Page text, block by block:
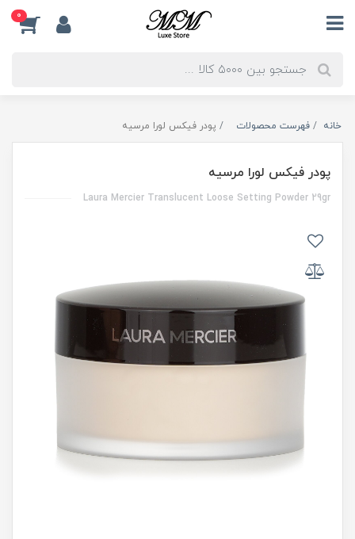
0
خانه فهرست محصولات پودر فیکس لورا مرسیه
پودر فیکس لورا مرسیه
Laura Mercier Translucent Loose Setting Powder 29gr